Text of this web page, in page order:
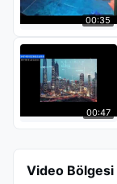
00:35
00:47
Video Bölgesi